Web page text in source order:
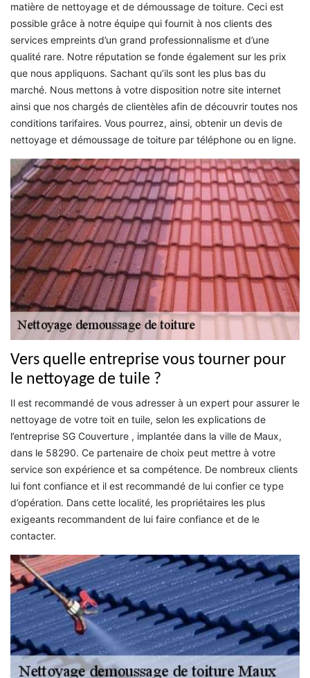
matière de nettoyage et de démoussage de toiture. Ceci est
possible grâce à notre équipe qui fournit à nos clients des
services empreints d’un grand professionnalisme et d’une
qualité rare. Notre réputation se fonde également sur les prix
que nous appliquons. Sachant qu’ils sont les plus bas du
marché. Nous mettons à votre disposition notre site internet
ainsi que nos chargés de clientèles afin de découvrir toutes nos
conditions tarifaires. Vous pourrez, ainsi, obtenir un devis de
nettoyage et démoussage de toiture par téléphone ou en ligne.
Vers quelle entreprise vous tourner pour
le nettoyage de tuile ?
Il est recommandé de vous adresser à un expert pour assurer le
nettoyage de votre toit en tuile, selon les explications de
l’entreprise SG Couverture , implantée dans la ville de Maux,
dans le 58290. Ce partenaire de choix peut mettre à votre
service son expérience et sa compétence. De nombreux clients
lui font confiance et il est recommandé de lui confier ce type
d’opération. Dans cette localité, les propriétaires les plus
exigeants recommandent de lui faire confiance et de le
contacter.